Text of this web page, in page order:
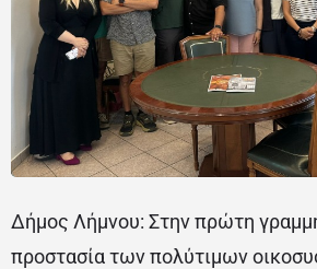
Δήμος Λήμνου: Στην πρώτη
προστασία των πολύτιμων